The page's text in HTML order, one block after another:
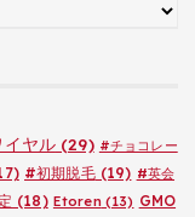
ヤル(29) #チョコレー
#初期脱毛(19) #英会
(18) Etoren(13) GMO